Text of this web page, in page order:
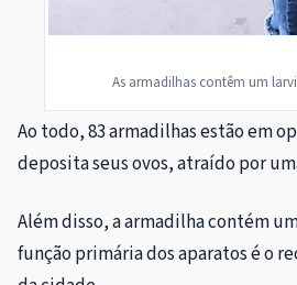
As armadilhas contêm um
Ao todo, 83 armadilhas estão em
deposita seus ovos, atraído por
Além disso, a armadilha contém
função primária dos aparatos é o